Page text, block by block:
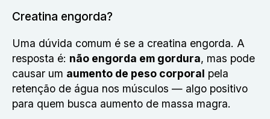
Creatina engorda?
Uma dúvida comum é se a creatina engorda. A
resposta é: não engorda em gordura, mas pode
causar um aumento de peso corporal pela
retenção de água nos músculos — algo positivo
para quem busca aumento de massa magra.